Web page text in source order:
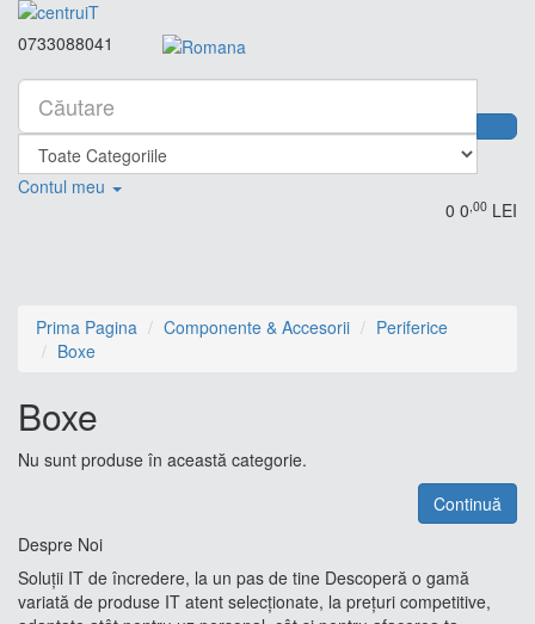
0733088041
Contul meu
0 0,00 LEI
Prima Pagina Componente & Accesorii
Periferice
Boxe
Boxe
Nu sunt produse în această categorie.
Continuă
Despre Noi
Soluții IT de încredere, la un pas de tine Descoperă o gamă
variată de produse IT atent selecționate, la prețuri competitive,